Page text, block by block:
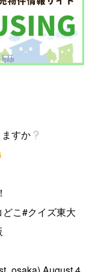
すか
どこ#クイズ東大